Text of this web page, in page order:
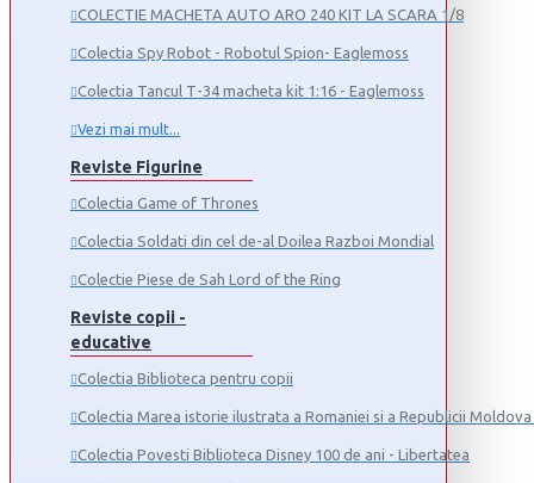
COLECTIE MACHETA AUTO ARO 240 KIT LA SCARA 1/8
Colectia Spy Robot - Robotul Spion- Eaglemoss
Colectia Tancul Т-34 macheta kit 1:16 - Eaglemoss
Vezi mai mult...
Reviste Figurine
Colectia Game of Thrones
Colectia Soldati din cel de-al Doilea Razboi Mondial
Colectie Piese de Sah Lord of the Ring
Reviste copii -
educative
Colectia Biblioteca pentru copii
Colectia Marea istorie ilustrata a Romaniei si a Republicii
Colectia Povesti Biblioteca Disney 100 de ani - Libertatea